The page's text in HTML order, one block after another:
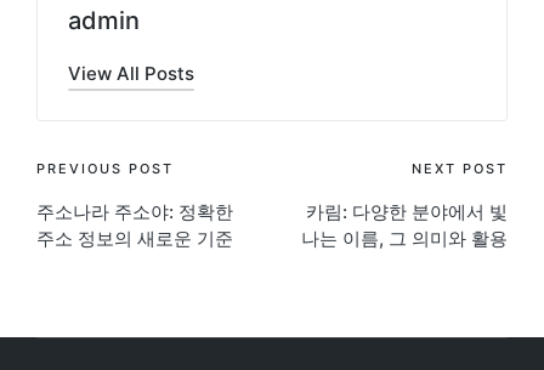
admin
View All Posts
Post
navigation
PREVIOUS POST
주소나라 주소야: 정확한
주소 정보의 새로운 기준
NEXT POST
카림: 다양한 분야에서 빛
나는 이름, 그 의미와 활용